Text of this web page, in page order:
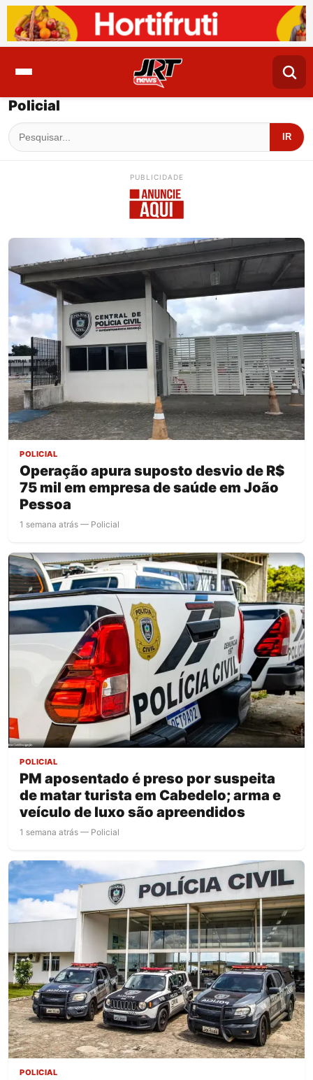
Policial
IR
PUBLICIDADE
POLICIAL
Operação apura suposto desvio de R$
75 mil em empresa de saúde em João
Pessoa
1 semana atrás — Policial
POLICIAL
PM aposentado é preso por suspeita
de matar turista em Cabedelo; arma e
veículo de luxo são apreendidos
1 semana atrás — Policial
POLICIAL